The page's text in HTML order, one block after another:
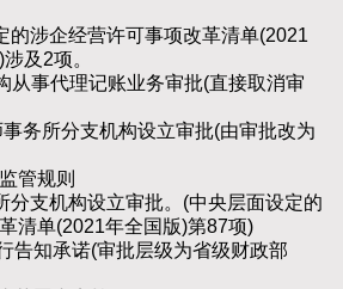
涉企经营许可事项改革清单(2021
及2项。
事代理记账业务审批(直接取消审
务所分支机构设立审批(由审批改为
管规则
支机构设立审批。(中央层面设定的
清单(2021年全国版)第87项)
知承诺(审批层级为省级财政部